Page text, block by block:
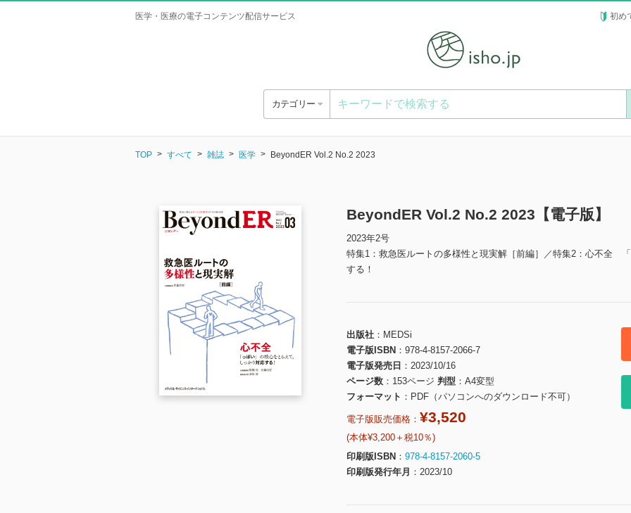
医学・医療の電子コンテンツ配信サービス 初め
カテゴリー
TOP すべて 雑誌 医学 BeyondER Vol.2 No.2 2023
BeyondER Vol.2 No.2 2023【電子版】
2023年2号
特集1：救急医ルートの多様性と現実解［前編］／特集2：心不全
する！
出版社
MEDSi
電子版ISBN
978-4-8157-2066-7
電子版発売日
2023/10/16
ページ数
153ページ 判型
A4変型
フォーマット
PDF（パソコンへのダウンロード不可）
電子版販売価格： ¥3,520
(本体¥3,200＋税10％)
印刷版ISBN
978-4-8157-2060-5
印刷版発行年月
2023/10